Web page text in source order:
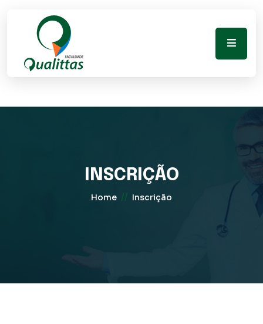
INSCRIÇÃO
Home // Inscrição